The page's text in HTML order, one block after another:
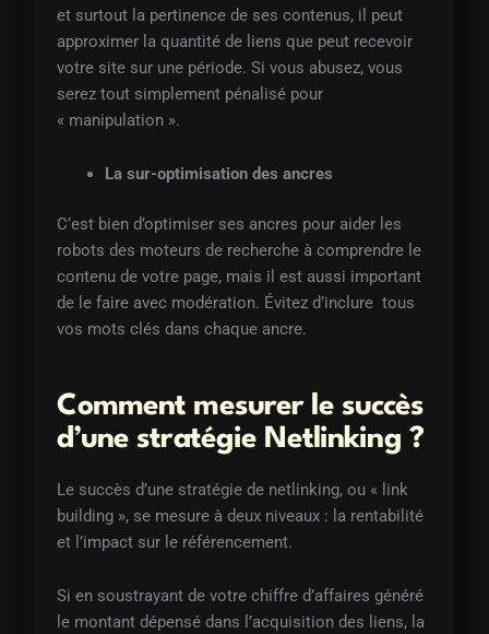
et surtout la pertinence de ses contenus, il peut
approximer la quantité de liens que peut recevoir
votre site sur une période. Si vous abusez, vous
serez tout simplement pénalisé pour
« manipulation ».
La sur-optimisation des ancres
C’est bien d’optimiser ses ancres pour aider les
robots des moteurs de recherche à comprendre le
contenu de votre page, mais il est aussi important
de le faire avec modération. Évitez d’inclure tous
vos mots clés dans chaque ancre.
Comment mesurer le succès
d’une stratégie Netlinking ?
Le succès d’une stratégie de netlinking, ou « link
building », se mesure à deux niveaux : la rentabilité
et l’impact sur le référencement.
Si en soustrayant de votre chiffre d’affaires généré
le montant dépensé dans l’acquisition des liens, la